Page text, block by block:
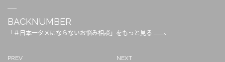
BACKNUMBER
「＃日本一タメにならないお悩み相談」をもっと見る
PREV NEXT